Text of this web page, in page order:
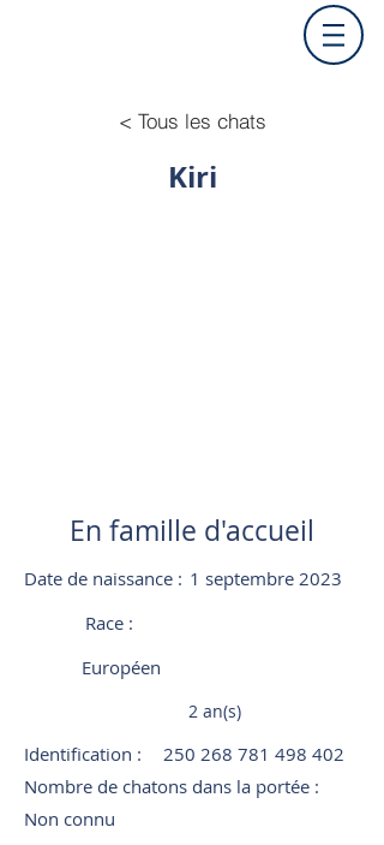
< Tous les chats
Kiri
En famille d'accueil
Date de naissance :1 septembre 2023
Race :
Européen
2 an(s)
Identification :
250 268 781 498 402
Nombre de chatons dans la portée :
Non connu